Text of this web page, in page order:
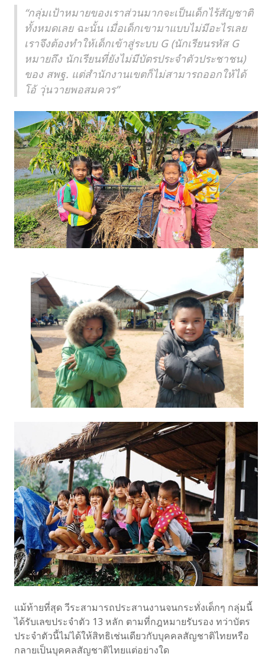
“กลุ่มเป้าหมายของเราส่วนมากจะเป็นเด็กไร้สัญชาติ
ทั้งหมดเลย ฉะนั้น เมื่อเด็กเขามาแบบไม่มีอะไรเลย
เราจึงต้องทำให้เด็กเข้าสู่ระบบ G (นักเรียนรหัส G
หมายถึง นักเรียนที่ยังไม่มีบัตรประจำตัวประชาชน)
ของ สพฐ. แต่สำนักงานเขตก็ไม่สามารถออกให้ได้
โอ้ วุ่นวายพอสมควร”
แม้ท้ายที่สุด วีระสามารถประสานงานจนกระทั่งเด็กๆ กลุ่มนี้
ได้รับเลขประจำตัว 13 หลัก ตามที่กฎหมายรับรอง ทว่าบัตร
ประจำตัวนี้ไม่ได้ให้สิทธิเช่นเดียวกับบุคคลสัญชาติไทยหรือ
กลายเป็นบุคคลสัญชาติไทยแต่อย่างใด